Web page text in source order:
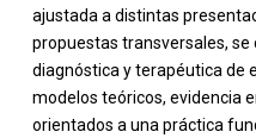
ajustada a distintas
propuestas transversales, se
diagnóstica y terapéutica de
modelos teóricos, evidencia
orientados a una práctica
-